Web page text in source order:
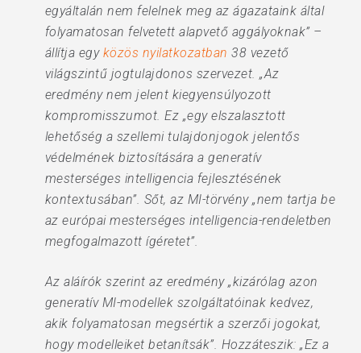
egyáltalán nem felelnek meg az ágazataink által
folyamatosan felvetett alapvető aggályoknak” –
állítja egy közös nyilatkozatban 38 vezető
világszintű jogtulajdonos szervezet. „Az
eredmény nem jelent kiegyensúlyozott
kompromisszumot. Ez „egy elszalasztott
lehetőség a szellemi tulajdonjogok jelentős
védelmének biztosítására a generatív
mesterséges intelligencia fejlesztésének
kontextusában”. Sőt, az MI-törvény „nem tartja be
az európai mesterséges intelligencia-rendeletben
megfogalmazott ígéretet”.
Az aláírók szerint az eredmény „kizárólag azon
generatív MI-modellek szolgáltatóinak kedvez,
akik folyamatosan megsértik a szerzői jogokat,
hogy modelleiket betanítsák”. Hozzáteszik: „Ez a